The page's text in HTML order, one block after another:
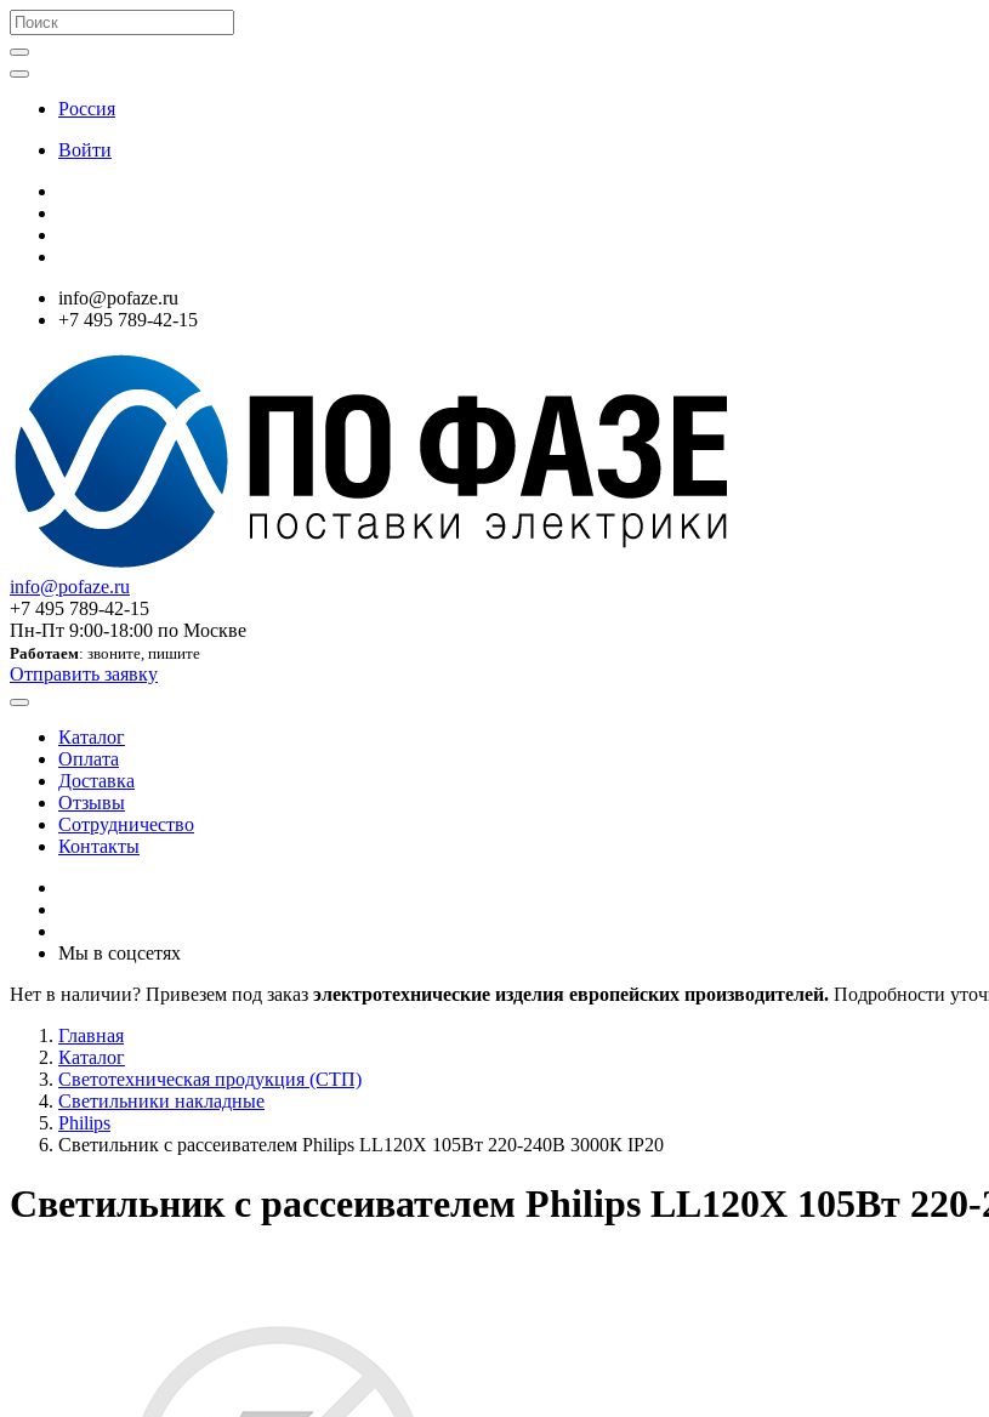
Россия
Войти
info@pofaze.ru
+7 495 789-42-15
info@pofaze.ru
+7 495 789-42-15
Пн-Пт 9:00-18:00 по Москве
Работаем: звоните, пишите
Отправить заявку
Каталог
Оплата
Доставка
Отзывы
Сотрудничество
Контакты
Мы в соцсетях
Нет в наличии? Привезем под заказ электротехнические изделия европейских производителей. Подробности
Главная
Каталог
Светотехническая продукция (СТП)
Светильники накладные
Philips
Светильник с рассеивателем Philips LL120X 105Вт 220-240В 3000К IP20
Светильник с рассеивателем Philips LL120X 105Вт